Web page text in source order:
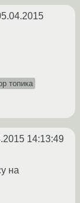
топика
14:13:49
на